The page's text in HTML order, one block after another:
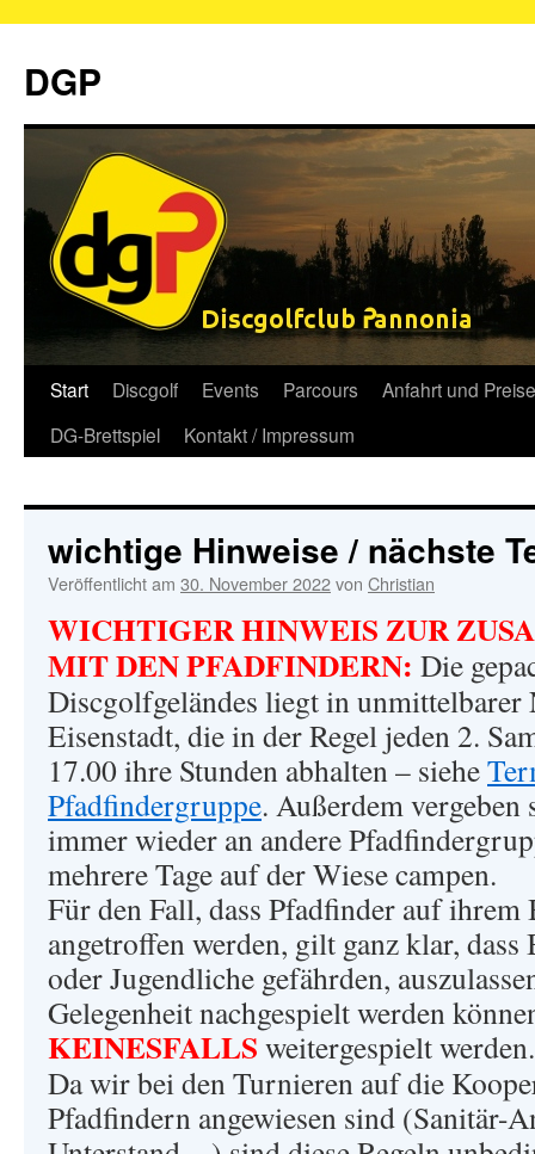
springen
DGP
Start Discgolf Events Parcours
Anfahrt und Preise
DG-Brettspiel
Kontakt / Impressum
wichtige Hinweise / nächste
Veröffentlicht am 30. November 2022von Christian
WICHTIGER HINWEIS ZUR
MIT DEN PFADFINDERN: Die
Discgolfgeländes liegt in unmittelbarer
Eisenstadt, die in der Regel jeden 2.
17.00 ihre Stunden abhalten – siehe
Pfadfindergruppe. Außerdem vergeben
immer wieder an andere
mehrere Tage auf der Wiese campen.
Für den Fall, dass Pfadfinder auf ihrem
angetroffen werden, gilt ganz klar,
oder Jugendliche gefährden,
Gelegenheit nachgespielt werden
KEINESFALLS weitergespielt werden.
Da wir bei den Turnieren auf die
Pfadfindern angewiesen sind (Sanitär-